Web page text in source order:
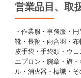
営業品目、取
・作業服・事務服・
靴・長靴・雨合羽・
皮手袋・手袋類・ウ
エプロン・腕章・旗
ル・消火器・標識・